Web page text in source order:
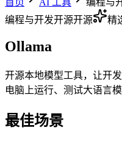
首页
AI 工具 编程与
编程与开发开源开源 精
Ollama
开源本地模型工具，让开
电脑上运行、测试大语言模
最佳场景